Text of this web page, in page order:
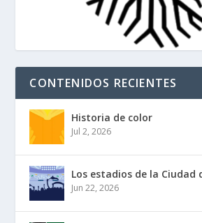
CONTENIDOS RECIENTES
Historia de color
Jul 2, 2026
Los estadios de la Ciudad
Jun 22, 2026